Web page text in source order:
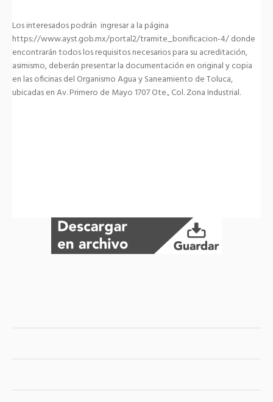
Los interesados podrán ingresar a la página
https://www.ayst.gob.mx/portal2/tramite_bonificacion-4/ donde
encontrarán todos los requisitos necesarios para su acreditación,
asimismo, deberán presentar la documentación en original y copia
en las oficinas del Organismo Agua y Saneamiento de Toluca,
ubicadas en Av. Primero de Mayo 1707 Ote., Col. Zona Industrial.